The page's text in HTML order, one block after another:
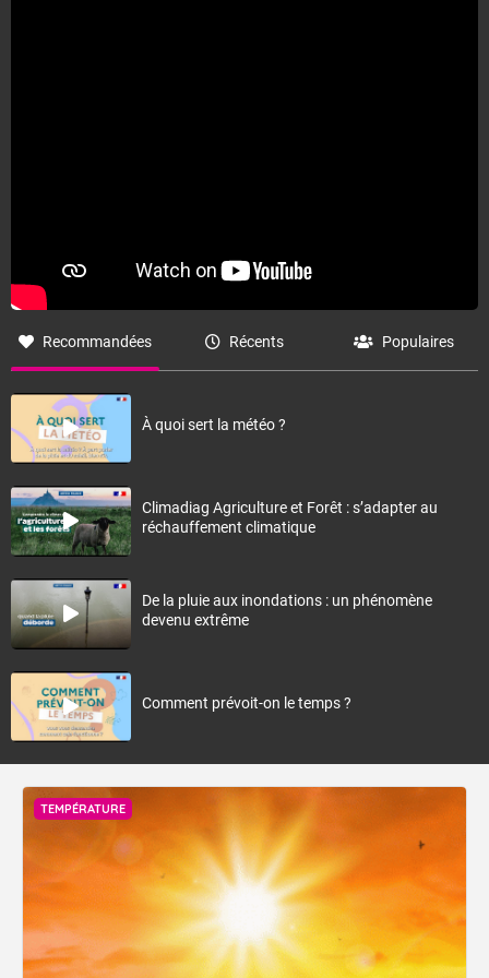
Recommandées Récents Populaires
À quoi sert la météo ?
Climadiag Agriculture et Forêt : s’adapter au
réchauffement climatique
De la pluie aux inondations : un phénomène
devenu extrême
Comment prévoit-on le temps ?
TEMPÉRATURE